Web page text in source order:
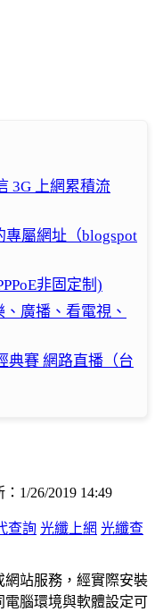
3G 上網累積流
專屬網址（blogspot
非固定制)
廣播、看電視、
典賽 網路直播（台
1/26/2019 14:49
查詢 光纖上網 光纖查
站服務，經實際安裝
腦環境與軟體設定可